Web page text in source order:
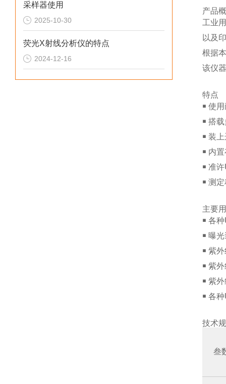
采样器使用
2025-10-30
荧光X射线分析仪的特点
2024-12-16
产品
工业
以及
根据
该仪
特点
￭ 使
￭ 搭
￭ 装
￭ 内
￭ 准
￭ 测
主要
￭ 各
￭ 曝
￭ 紫
￭ 紫
￭ 紫
￭ 各
技术
叁